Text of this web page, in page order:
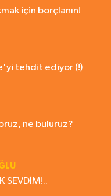
için borçlanın!
tehdit ediyor (!)
ne buluruz?
SEVDİM!..